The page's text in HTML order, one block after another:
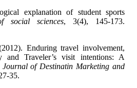
explanation of student sports
social sciences, 3(4), 145-173.
Enduring travel involvement,
and Traveler’s visit intentions: A
Journal of Destinatin Marketing and
35.